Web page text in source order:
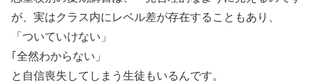
が、実はクラス内にレベル差が存在することもあり、
「ついていけない」
｢全然わからない」
と自信喪失してしまう生徒もいるんです。